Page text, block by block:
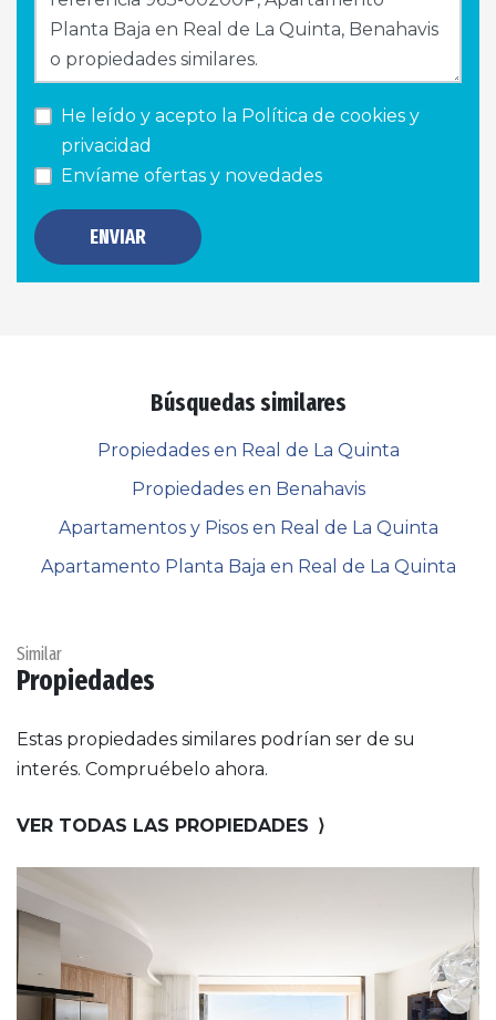
He leído y acepto la Política de cookies y
privacidad
Envíame ofertas y novedades
ENVIAR
Búsquedas similares
Propiedades en Real de La Quinta
Propiedades en Benahavis
Apartamentos y Pisos en Real de La Quinta
Apartamento Planta Baja en Real de La Quinta
Similar
Propiedades
Estas propiedades similares podrían ser de su
interés. Compruébelo ahora.
VER TODAS LAS PROPIEDADES ⟩